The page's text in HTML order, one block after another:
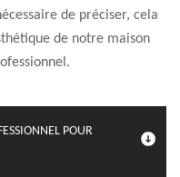
de préciser, cela
de notre maison
POUR